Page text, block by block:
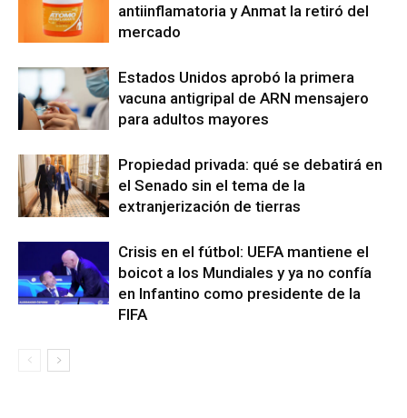
antiinflamatoria y Anmat la retiró del
mercado
Estados Unidos aprobó la primera
vacuna antigripal de ARN mensajero
para adultos mayores
Propiedad privada: qué se debatirá en
el Senado sin el tema de la
extranjerización de tierras
Crisis en el fútbol: UEFA mantiene el
boicot a los Mundiales y ya no confía
en Infantino como presidente de la
FIFA